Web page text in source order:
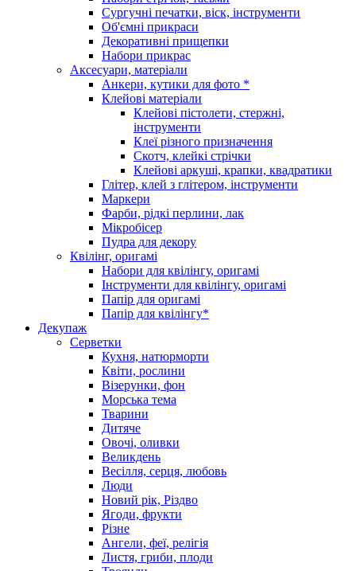
Сургучні печатки, віск, інструменти
Об'ємні прикраси
Декоративні прищепки
Набори прикрас
Аксесуари, матеріали
Анкери, кутики для фото *
Клейові матеріали
Клейові пістолети, стержні,
інструменти
Клеї різного призначення
Скотч, клейкі стрічки
Клейові аркуші, крапки, квадратики
Глітер, клей з глітером, інструменти
Маркери
Фарби, рідкі перлини, лак
Мікробісер
Пудра для декору
Квілінг, оригамі
Набори для квілінгу, оригамі
Інструменти для квілінгу, оригамі
Папір для оригамі
Папір для квілінгу*
Декупаж
Серветки
Кухня, натюрморти
Квіти, рослини
Візерунки, фон
Морська тема
Тварини
Дитяче
Овочі, оливки
Великдень
Весілля, серця, любовь
Люди
Новий рік, Різдво
Ягоди, фрукти
Різне
Ангели, феї, релігія
Листя, гриби, плоди